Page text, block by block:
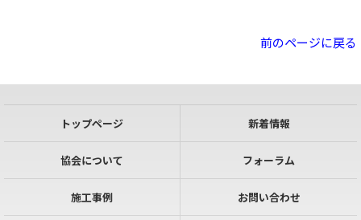
前のページに戻る
トップページ 新着情報
協会について フォーラム
施工事例 お問い合わせ